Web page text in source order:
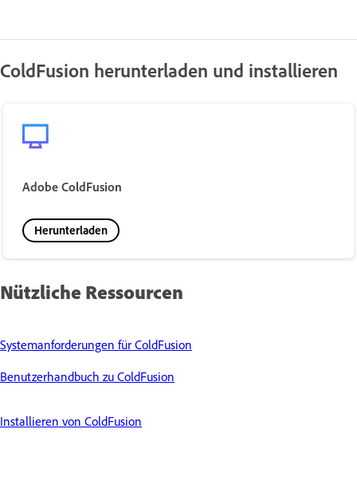
ColdFusion herunterladen und installieren
Adobe ColdFusion
Herunterladen
Nützliche Ressourcen
Systemanforderungen für ColdFusion
Benutzerhandbuch zu ColdFusion
Installieren von ColdFusion